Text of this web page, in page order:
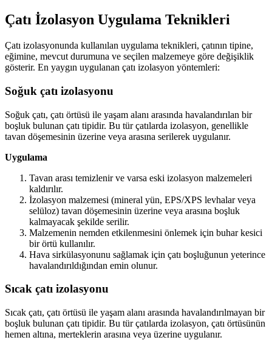
Çatı İzolasyon Uygulama Teknikleri
Çatı izolasyonunda kullanılan uygulama teknikleri, çatının tipine,
eğimine, mevcut durumuna ve seçilen malzemeye göre değişiklik
gösterir. En yaygın uygulanan çatı izolasyon yöntemleri:
Soğuk çatı izolasyonu
Soğuk çatı, çatı örtüsü ile yaşam alanı arasında havalandırılan bir
boşluk bulunan çatı tipidir. Bu tür çatılarda izolasyon, genellikle
tavan döşemesinin üzerine veya arasına serilerek uygulanır.
Uygulama
Tavan arası temizlenir ve varsa eski izolasyon malzemeleri
kaldırılır.
İzolasyon malzemesi (mineral yün, EPS/XPS levhalar veya
selüloz) tavan döşemesinin üzerine veya arasına boşluk
kalmayacak şekilde serilir.
Malzemenin nemden etkilenmesini önlemek için buhar kesici
bir örtü kullanılır.
Hava sirkülasyonunu sağlamak için çatı boşluğunun yeterince
havalandırıldığından emin olunur.
Sıcak çatı izolasyonu
Sıcak çatı, çatı örtüsü ile yaşam alanı arasında havalandırılmayan bir
boşluk bulunan çatı tipidir. Bu tür çatılarda izolasyon, çatı örtüsünün
hemen altına, merteklerin arasına veya üzerine uygulanır.